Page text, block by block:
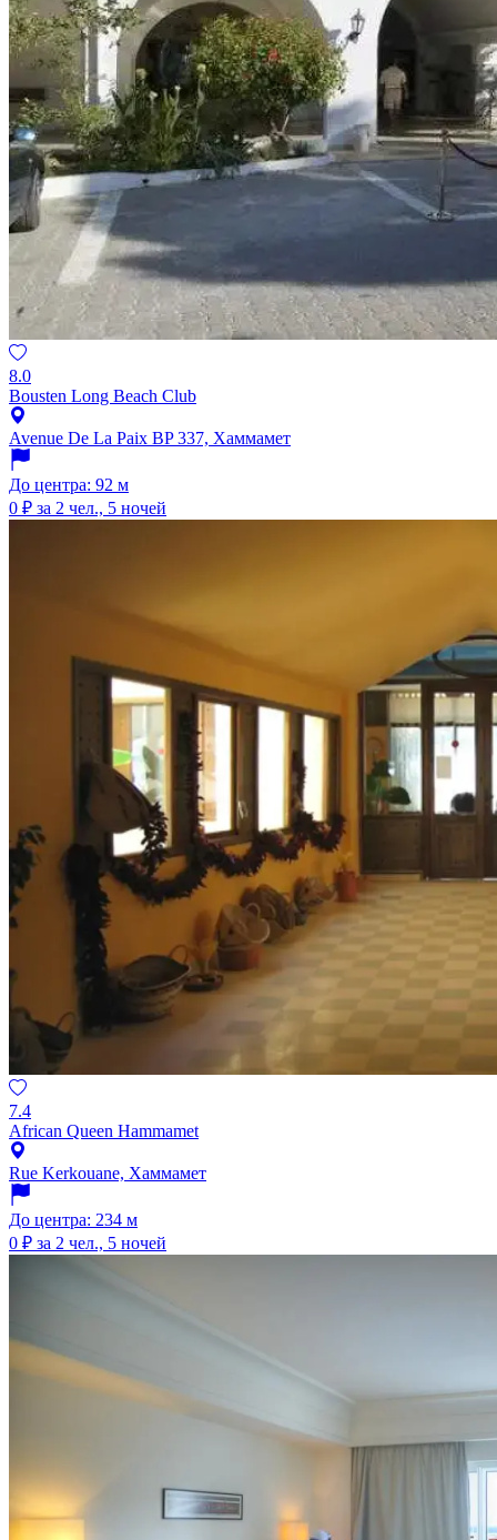
8.0
Bousten Long Beach Club
Avenue De La Paix BP 337, Хаммамет
До центра: 92 м
0 ₽ за 2 чел., 5 ночей
7.4
African Queen Hammamet
Rue Kerkouane, Хаммамет
До центра: 234 м
0 ₽ за 2 чел., 5 ночей